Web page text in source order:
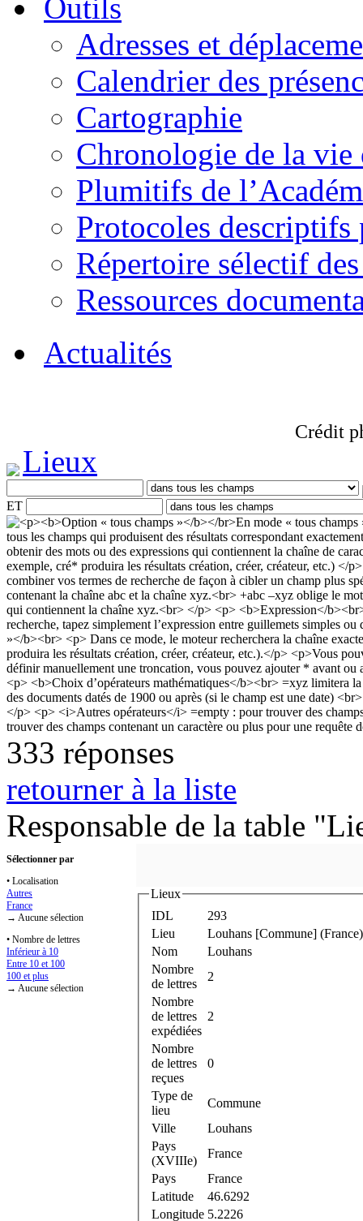
Outils
Adresses et
Calendrier des
Cartographie
Chronologie de la vie
Plumitifs de
Protocoles descriptifs
Répertoire sélectif
Ressources
Actualités
Crédit
Lieux
ET
333 réponses
retourner à la liste
Responsable de la table
Sélectionner par
• Localisation
Autres
France
→ Aucune sélection
• Nombre de lettres
Inférieur à 10
Entre 10 et 100
100 et plus
→ Aucune sélection
Lieux
IDL
293
Lieu
Louhans [Commune] (France)
Nom
Louhans
Nombre
de lettres
2
Nombre
de lettres
expédiées
2
Nombre
de lettres
reçues
0
Type de
lieu
Commune
Ville
Louhans
Pays
(XVIIIe)
France
Pays
France
Latitude
46.6292
Longitude 5.2226